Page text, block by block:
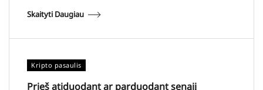
Skaityti Daugiau
Kripto pasaulis
Prieš atiduodant ar parduodant senąjį